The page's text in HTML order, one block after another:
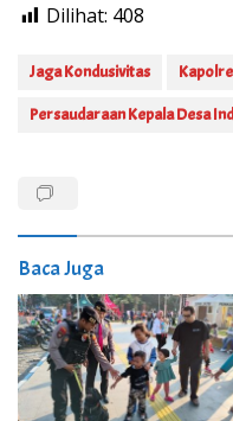
Dilihat: 408
Jaga Kondusivitas
Persaudaraan Kepala Desa
Baca Juga